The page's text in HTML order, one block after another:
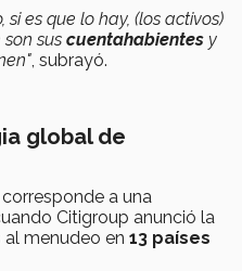
es que lo hay, (los activos)
sus cuentahabientes y
, subrayó.
global de
a una
Citigroup anunció la
al menudeo en 13 países